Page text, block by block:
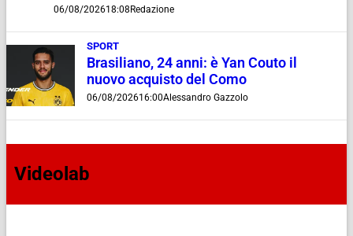
06/08/202618:08Redazione
SPORT
Brasiliano, 24 anni: è Yan Couto il
nuovo acquisto del Como
06/08/202616:00Alessandro Gazzolo
Videolab